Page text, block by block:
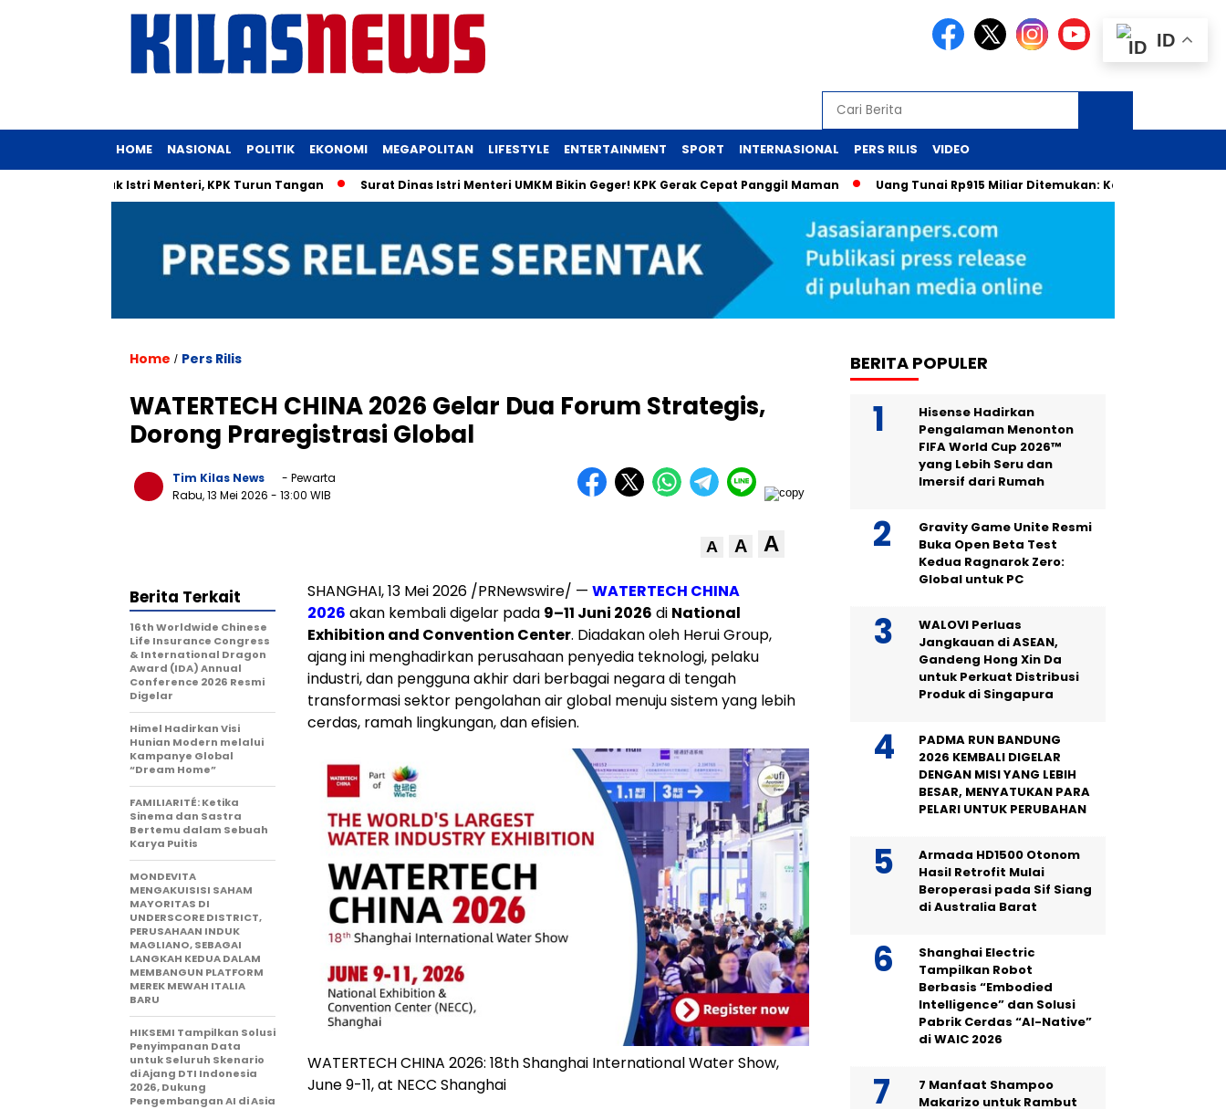
HOME NASIONAL POLITIK EKONOMI MEGAPOLITAN LIFESTYLE ENTERTAINMENT SPORT INTERNASIONAL PERS RILIS VIDEO
untuk Istri Menteri, KPK Turun Tangan Surat Dinas Istri Menteri UMKM Bikin Geger! KPK Gerak Cepat Panggil Maman Uang Tunai Rp915 Miliar Ditemukan: Kejutan dari Laci Pejabat
Home / Pers Rilis
WATERTECH CHINA 2026 Gelar Dua Forum Strategis,
Dorong Praregistrasi Global
Tim Kilas News
- Pewarta
Rabu, 13 Mei 2026 - 13:00 WIB
A A A
SHANGHAI, 13 Mei 2026 /PRNewswire/ — WATERTECH CHINA
2026 akan kembali digelar pada 9–11 Juni 2026 di National
Exhibition and Convention Center. Diadakan oleh Herui Group,
ajang ini menghadirkan perusahaan penyedia teknologi, pelaku
industri, dan pengguna akhir dari berbagai negara di tengah
transformasi sektor pengolahan air global menuju sistem yang lebih
cerdas, ramah lingkungan, dan efisien.
WATERTECH CHINA 2026: 18th Shanghai International Water Show,
June 9-11, at NECC Shanghai
Berita Terkait
16th Worldwide Chinese
Life Insurance Congress
& International Dragon
Award (IDA) Annual
Conference 2026 Resmi
Digelar
Himel Hadirkan Visi
Hunian Modern melalui
Kampanye Global
“Dream Home”
FAMILIARITÉ: Ketika
Sinema dan Sastra
Bertemu dalam Sebuah
Karya Puitis
MONDEVITA
MENGAKUISISI SAHAM
MAYORITAS DI
UNDERSCORE DISTRICT,
PERUSAHAAN INDUK
MAGLIANO, SEBAGAI
LANGKAH KEDUA DALAM
MEMBANGUN PLATFORM
MEREK MEWAH ITALIA
BARU
HIKSEMI Tampilkan Solusi
Penyimpanan Data
untuk Seluruh Skenario
di Ajang DTI Indonesia
2026, Dukung
Pengembangan AI di Asia
BERITA POPULER
Hisense Hadirkan
Pengalaman Menonton
FIFA World Cup 2026™
yang Lebih Seru dan
Imersif dari Rumah
Gravity Game Unite Resmi
Buka Open Beta Test
Kedua Ragnarok Zero:
Global untuk PC
WALOVI Perluas
Jangkauan di ASEAN,
Gandeng Hong Xin Da
untuk Perkuat Distribusi
Produk di Singapura
PADMA RUN BANDUNG
2026 KEMBALI DIGELAR
DENGAN MISI YANG LEBIH
BESAR, MENYATUKAN PARA
PELARI UNTUK PERUBAHAN
Armada HD1500 Otonom
Hasil Retrofit Mulai
Beroperasi pada Sif Siang
di Australia Barat
Shanghai Electric
Tampilkan Robot
Berbasis “Embodied
Intelligence” dan Solusi
Pabrik Cerdas “AI-Native”
di WAIC 2026
7 Manfaat Shampoo
Makarizo untuk Rambut
ID